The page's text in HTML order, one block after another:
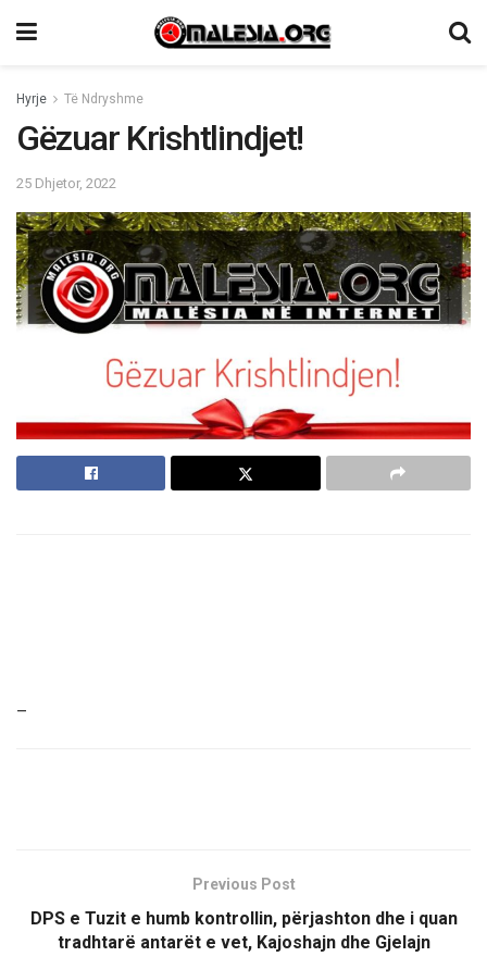
Hyrje Të Ndryshme
Gëzuar Krishtlindjet!
25 Dhjetor, 2022
–
Previous Post
DPS e Tuzit e humb kontrollin, përjashton dhe i quan
tradhtarë antarët e vet, Kajoshajn dhe Gjelajn